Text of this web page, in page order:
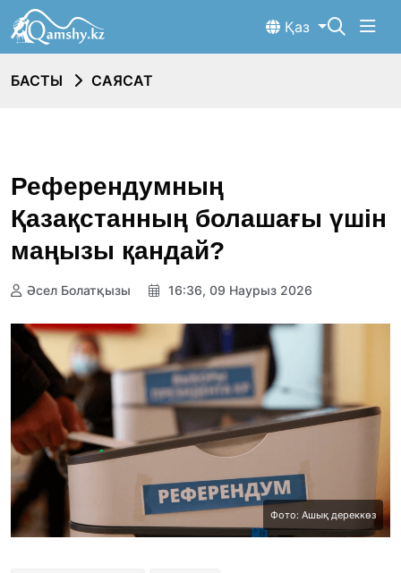
Қаз
БАСТЫ САЯСАТ
Референдумның
Қазақстанның болашағы үшін
маңызы қандай?
Әсел Болатқызы 16:36, 09 Наурыз 2026
Фото: Ашық дереккөз